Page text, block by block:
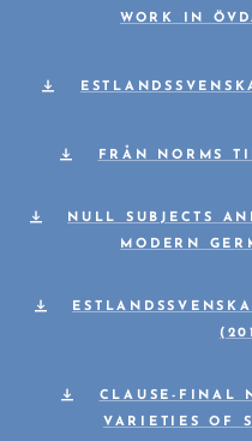
WORK IN
FRÅN NORMS
NULL SUBJECTS
MODERN
CLAUSE-FINAL
VARIETIES OF